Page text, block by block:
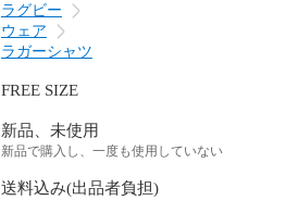
ラグビー
ウェア
ラガーシャツ
FREE SIZE
新品、未使用
新品で購入し、一度も使用していない
送料込み(出品者負担)